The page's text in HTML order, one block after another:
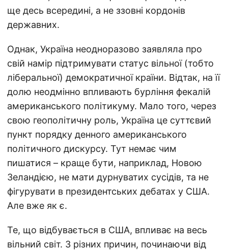
ще десь всередині, а не ззовні кордонів
державних.
Однак, Україна неодноразово заявляла про
свій намір підтримувати статус вільної (тобто
ліберальної) демократичної країни. Відтак, на її
долю неодмінно впливають бурління фекалій
американського політикуму. Мало того, через
свою геополітичну роль, Україна це суттєвий
пункт порядку денного американського
політичного дискурсу. Тут немає чим
пишатися – краще бути, наприклад, Новою
Зеландією, не мати дурнуватих сусідів, та не
фігурувати в президентських дебатах у США.
Але вже як є.
Те, що відбувається в США, впливає на весь
вільний світ. З різних причин, починаючи від